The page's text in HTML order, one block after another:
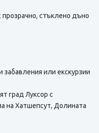
стъклено дъно
или екскурзии
град Луксор с
на Хатшепсут, Долината